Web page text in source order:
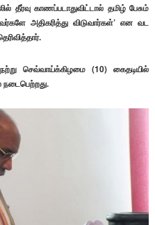
தீர்வு காணப்படாதுவிட்டால் தமிழ் பேசும்
அதிகரித்து விடுவார்கள்’என வட
செவ்வாய்க்கிழமை (10) கைதடியில்